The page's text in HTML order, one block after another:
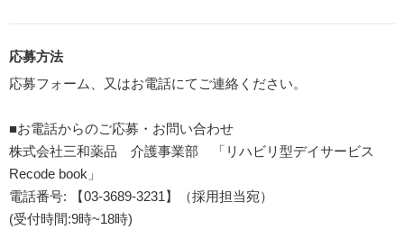
応募方法
応募フォーム、又はお電話にてご連絡ください。
■お電話からのご応募・お問い合わせ
株式会社三和薬品 介護事業部 「リハビリ型デイサービス
Recode book」
電話番号: 【03-3689-3231】（採用担当宛）
(受付時間:9時~18時)